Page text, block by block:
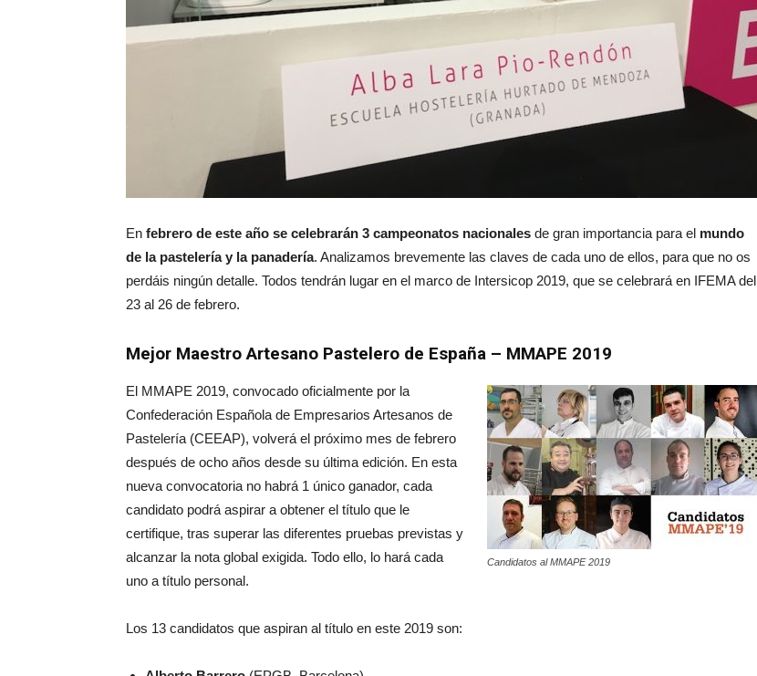
En febrero de este año se celebrarán 3 campeonatos nacionales de gran importancia para el mundo
de la pastelería y la panadería. Analizamos brevemente las claves de cada uno de ellos, para que no os
perdáis ningún detalle. Todos tendrán lugar en el marco de Intersicop 2019, que se celebrará en IFEMA del
23 al 26 de febrero.
Mejor Maestro Artesano Pastelero de España – MMAPE 2019
Candidatos al MMAPE 2019
El MMAPE 2019, convocado oficialmente por la
Confederación Española de Empresarios Artesanos de
Pastelería (CEEAP), volverá el próximo mes de febrero
después de ocho años desde su última edición. En esta
nueva convocatoria no habrá 1 único ganador, cada
candidato podrá aspirar a obtener el título que le
certifique, tras superar las diferentes pruebas previstas y
alcanzar la nota global exigida. Todo ello, lo hará cada
uno a título personal.
Los 13 candidatos que aspiran al título en este 2019 son: